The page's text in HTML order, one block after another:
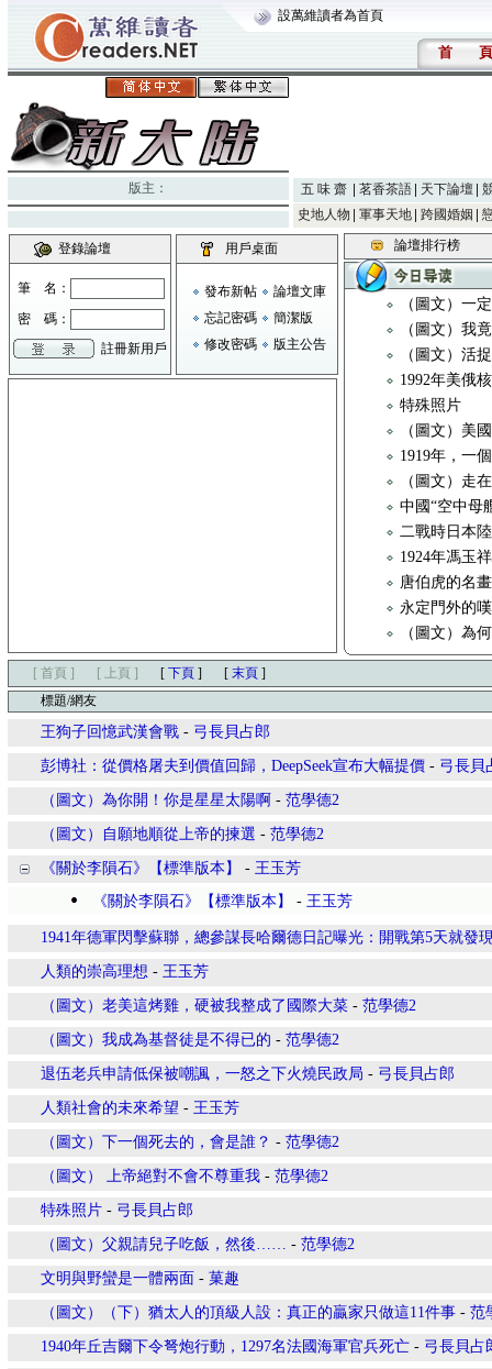
設萬維讀者為首頁
首 頁
版主： 五 味 齋 茗香茶語 天下論壇
史地人物
軍事天地 跨國婚姻
登錄論壇
筆 名：
密 碼：
註冊新用戶
用戶桌面
發布新帖
論壇文庫
忘記密碼
簡潔版
修改密碼
版主公告
論壇排行榜
（圖文）一
（圖文）我
（圖文）活
1992年美俄
特殊照片
（圖文）美
1919年，一
（圖文）走
中國“空中母
二戰時日本
1924年馮玉
唐伯虎的名畫
永定門外的
（圖文）為
[ 首頁 ] [ 上頁 ] [ 下頁 ] [ 末頁 ]
標題/網友
王狗子回憶武漢會戰 - 弓長貝占郎
彭博社：從價格屠夫到價值回歸，DeepSeek宣布大幅提價 - 弓長貝
（圖文）為你開！你是星星太陽啊 - 范學德2
（圖文）自願地順從上帝的揀選 - 范學德2
《關於李隕石》【標準版本】 - 王玉芳
《關於李隕石》【標準版本】
- 王玉芳
1941年德軍閃擊蘇聯，總參謀長哈爾德日記曝光：開戰第5天就發
人類的崇高理想 - 王玉芳
（圖文）老美這烤雞，硬被我整成了國際大菜 - 范學德2
（圖文）我成為基督徒是不得已的 - 范學德2
退伍老兵申請低保被嘲諷，一怒之下火燒民政局 - 弓長貝占郎
人類社會的未來希望 - 王玉芳
（圖文）下一個死去的，會是誰？ - 范學德2
（圖文） 上帝絕對不會不尊重我 - 范學德2
特殊照片 - 弓長貝占郎
（圖文）父親請兒子吃飯，然後…… - 范學德2
文明與野蠻是一體兩面 - 菓趣
（圖文）（下）猶太人的頂級人設：真正的贏家只做這11件事 - 范
1940年丘吉爾下令弩炮行動，1297名法國海軍官兵死亡 - 弓長貝占